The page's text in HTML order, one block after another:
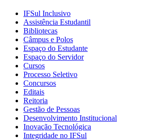
IFSul Inclusivo
Assistência Estudantil
Bibliotecas
Câmpus e Polos
Espaço do Estudante
Espaço do Servidor
Cursos
Processo Seletivo
Concursos
Editais
Reitoria
Gestão de Pessoas
Desenvolvimento Institucional
Inovação Tecnológica
Integridade no IFSul